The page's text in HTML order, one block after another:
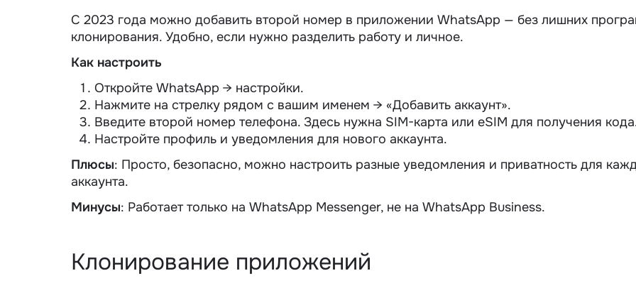
С 2023 года можно добавить второй номер в приложении WhatsApp — без лишних
клонирования. Удобно, если нужно разделить работу и личное.
Как настроить
Откройте WhatsApp → настройки.
Нажмите на стрелку рядом с вашим именем → «Добавить аккаунт».
Введите второй номер телефона. Здесь нужна SIM-карта или eSIM для получения
Настройте профиль и уведомления для нового аккаунта.
Плюсы: Просто, безопасно, можно настроить разные уведомления и приватность для
аккаунта.
Минусы: Работает только на WhatsApp Messenger, не на WhatsApp Business.
Клонирование приложений